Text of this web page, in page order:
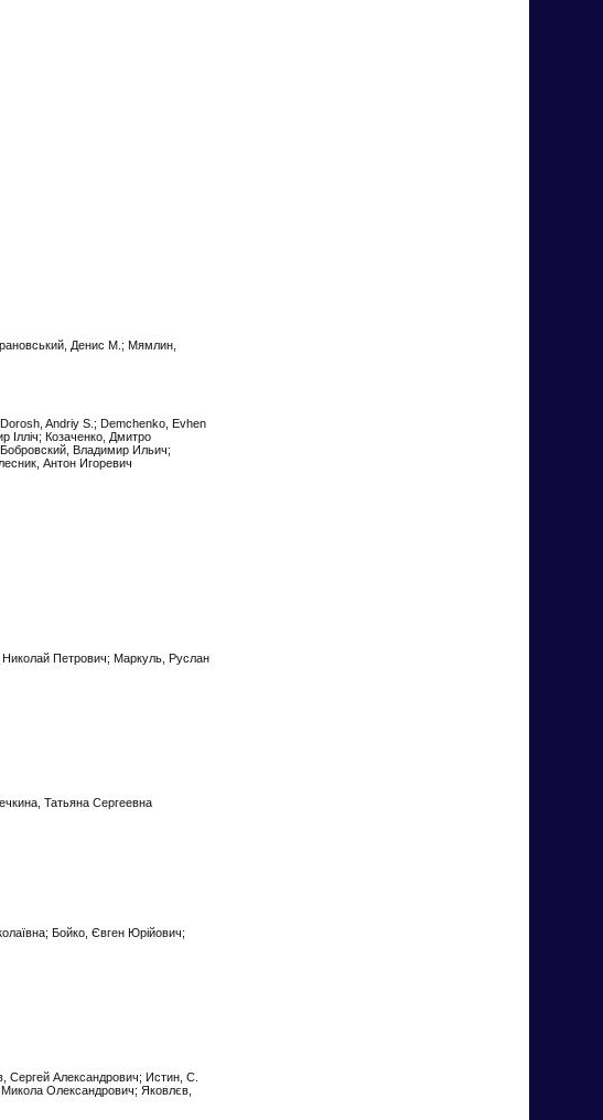
Денис М.; Мямлин,
Andriy S.; Demchenko, Evhen
Ілліч; Козаченко, Дмитро
Владимир Ильич;
Антон Игоревич
Петрович; Маркуль, Руслан
Татьяна Сергеевна
Бойко, Євген Юрійович;
Сергей Александрович; Истин, С.
Олександрович; Яковлєв,